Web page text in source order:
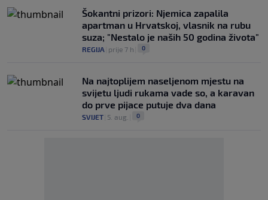
Šokantni prizori: Njemica zapalila
apartman u Hrvatskoj, vlasnik na rubu
suza; "Nestalo je naših 50 godina života"
REGIJA prije 7 h 0
Na najtoplijem naseljenom mjestu na
svijetu ljudi rukama vade so, a karavan
do prve pijace putuje dva dana
SVIJET 5. aug. 0